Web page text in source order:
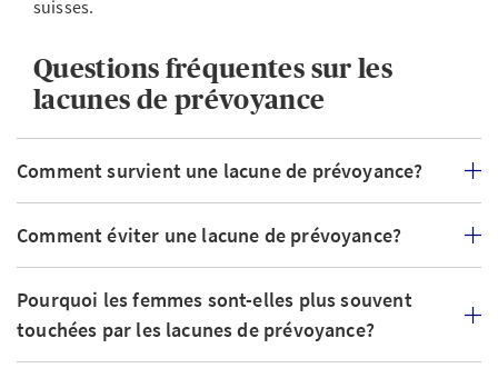
suisses.
Questions fréquentes sur les
lacunes de prévoyance
Comment survient une lacune de prévoyance?
Comment éviter une lacune de prévoyance?
Pourquoi les femmes sont-elles plus souvent
touchées par les lacunes de prévoyance?